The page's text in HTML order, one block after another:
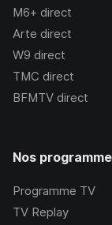
M6+ direct
Arte direct
W9 direct
TMC direct
BFMTV direct
Nos
Programme TV
TV Replay